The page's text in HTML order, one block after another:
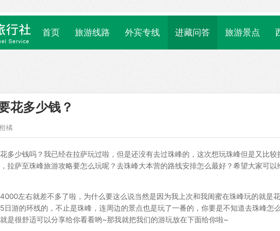
首页 旅游线路 外宾专线 进藏问答 旅游景点
花多少钱？
橘
多少钱吗？我已经在拉萨玩过啦，但是还没有去过珠峰的，这次想玩珠峰但是又比较
拉萨至珠峰旅游攻略要怎么玩呢？去珠峰大本营的路线安排怎么最好？希望大家可以
左右就差不多了啦，为什么要这么说当然是因为我上次和我闺蜜在珠峰玩的就是
游的环线的，不止是珠峰，连周边的景点也是玩了一番的，你要是不知道去珠峰怎
是很舒适可以分享给你看看哟~那我就把我们的游玩放在下面给你啦~